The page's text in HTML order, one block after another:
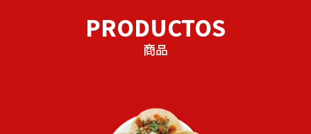
PRODUCTOS
商品